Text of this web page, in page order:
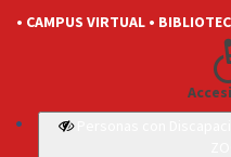
• CAMPUS VIRTUAL •